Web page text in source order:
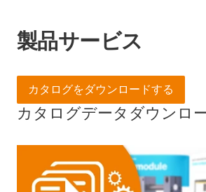
製品サービス
カタログデータダウンロ
カタログをダウンロードする